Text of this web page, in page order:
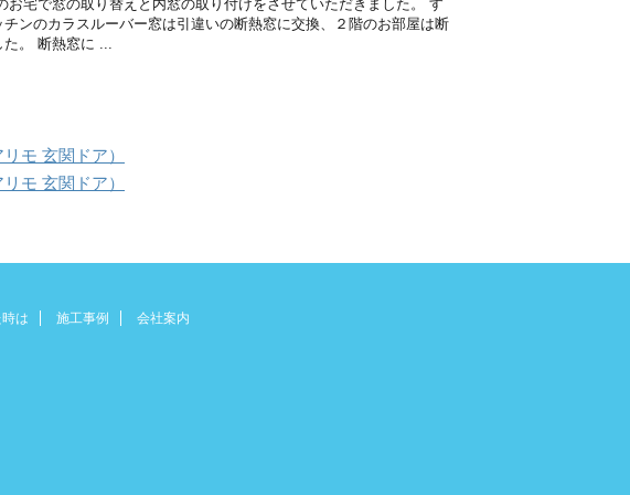
お宅で窓の取り替えと内窓の取り付けをさせていただきました。 す
チンのカラスルーバー窓は引違いの断熱窓に交換、２階のお部屋は断
。 断熱窓に ...
モ 玄関ドア）
モ 玄関ドア）
は 施工事例 会社案内